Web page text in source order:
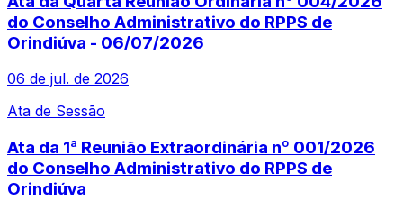
do Conselho Administrativo do RPPS de
Orindiúva - 06/07/2026
06 de jul. de 2026
Ata de Sessão
Ata da 1ª Reunião Extraordinária nº 001/2026
do Conselho Administrativo do RPPS de
Orindiúva